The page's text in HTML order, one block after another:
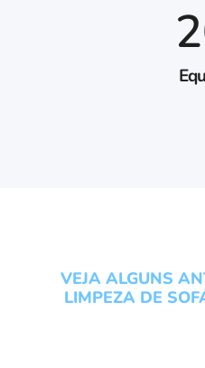
VEJA ALGUNS
LIMPEZA DE